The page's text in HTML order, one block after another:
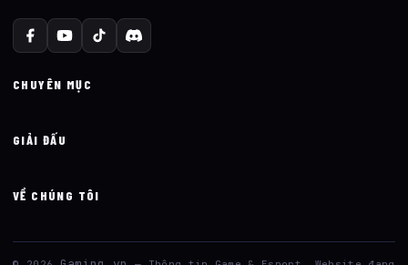
CHUYÊN MỤC
GIẢI ĐẤU
VỀ CHÚNG TÔI